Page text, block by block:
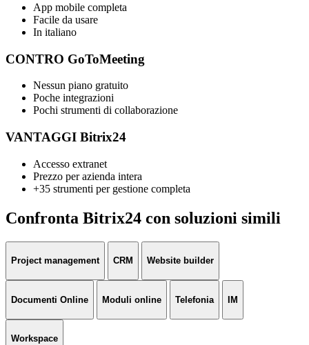
App mobile completa
Facile da usare
In italiano
CONTRO GoToMeeting
Nessun piano gratuito
Poche integrazioni
Pochi strumenti di collaborazione
VANTAGGI Bitrix24
Accesso extranet
Prezzo per azienda intera
+35 strumenti per gestione completa
Confronta Bitrix24 con soluzioni simili
Project management CRM Website builder
Documenti Online Moduli online Telefonia IM
Workspace